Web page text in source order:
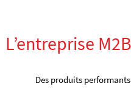
L’entreprise
Des produits